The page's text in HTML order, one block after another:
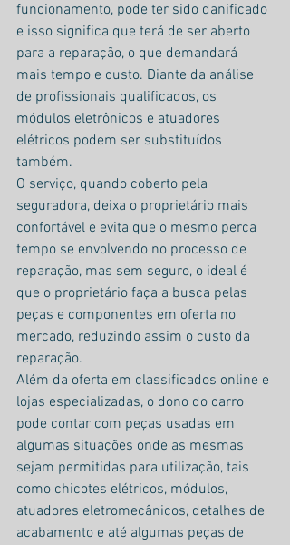
funcionamento, pode ter sido danificado
e isso significa que terá de ser aberto
para a reparação, o que demandará
mais tempo e custo. Diante da análise
de profissionais qualificados, os
módulos eletrônicos e atuadores
elétricos podem ser substituídos
também.
O serviço, quando coberto pela
seguradora, deixa o proprietário mais
confortável e evita que o mesmo perca
tempo se envolvendo no processo de
reparação, mas sem seguro, o ideal é
que o proprietário faça a busca pelas
peças e componentes em oferta no
mercado, reduzindo assim o custo da
reparação.
Além da oferta em classificados online e
lojas especializadas, o dono do carro
pode contar com peças usadas em
algumas situações onde as mesmas
sejam permitidas para utilização, tais
como chicotes elétricos, módulos,
atuadores eletromecânicos, detalhes de
acabamento e até algumas peças de